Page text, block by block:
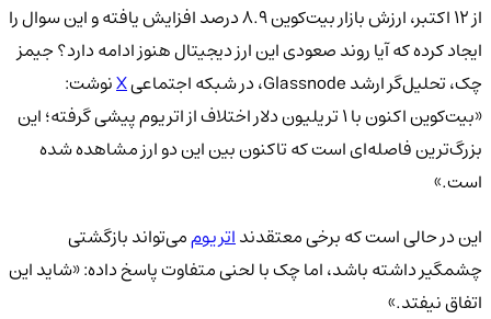
از ۱۲ اکتبر، ارزش بازار بیت‌کوین ۸.۹ درصد افزایش یافته و این سوال را
ایجاد کرده که آیا روند صعودی این ارز دیجیتال هنوز ادامه دارد؟ جیمز
چک، تحلیل‌گر ارشد Glassnode، در شبکه اجتماعی
Xنوشت:
«بیت‌کوین اکنون با ۱ تریلیون دلار اختلاف از اتریوم پیشی گرفته؛ این
بزرگ‌ترین فاصله‌ای است که تاکنون بین این دو ارز مشاهده شده
است.»
این در حالی است که برخی معتقدنداتریوممی‌تواند بازگشتی
چشمگیر داشته باشد، اما چک با لحنی متفاوت پاسخ داده: «شاید این
اتفاق نیفتد.»